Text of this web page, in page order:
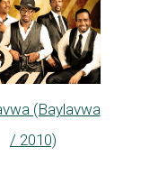
(Baylavwa
/ 2010)